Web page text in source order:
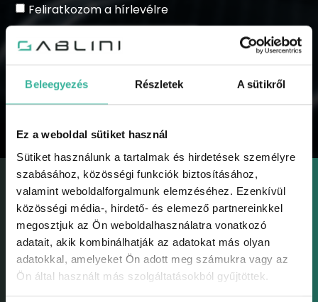
Beleegyezés Részletek A sütikről
Ez a weboldal sütiket használ
Sütiket használunk a tartalmak és hirdetések személyre
szabásához, közösségi funkciók biztosításához,
valamint weboldalforgalmunk elemzéséhez. Ezenkívül
közösségi média-, hirdető- és elemező partnereinkkel
megosztjuk az Ön weboldalhasználatra vonatkozó
adatait, akik kombinálhatják az adatokat más olyan
adatokkal, amelyeket Ön adott meg számukra vagy az
Ön által használt más szolgáltatásokból gyűjtöttek.
Feliratkozom a hírlevélre
KÜLDÉS
GABLINI
Gablini
Környezetvédelem